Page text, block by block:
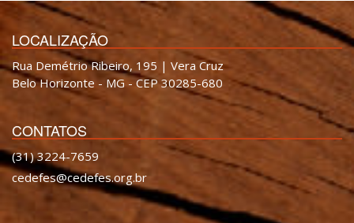
LOCALIZAÇÃO
Rua Demétrio Ribeiro, 195 | Vera Cruz
Belo Horizonte - MG - CEP 30285-680
CONTATOS
(31) 3224-7659
cedefes@cedefes.org.br